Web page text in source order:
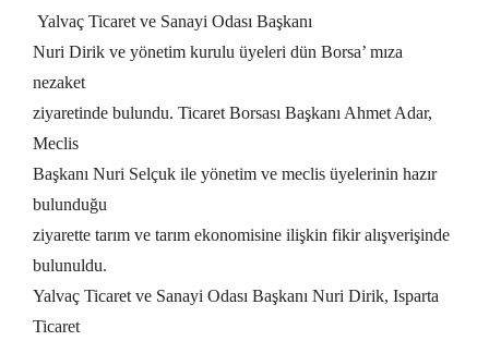
Yalvaç Ticaret ve Sanayi Odası Başkanı
Nuri Dirik ve yönetim kurulu üyeleri dün Borsa’ mıza
nezaket
ziyaretinde bulundu. Ticaret Borsası Başkanı Ahmet Adar,
Meclis
Başkanı Nuri Selçuk ile yönetim ve meclis üyelerinin hazır
bulunduğu
ziyarette tarım ve tarım ekonomisine ilişkin fikir alışverişinde
bulunuldu.
Yalvaç Ticaret ve Sanayi Odası Başkanı Nuri Dirik, Isparta
Ticaret